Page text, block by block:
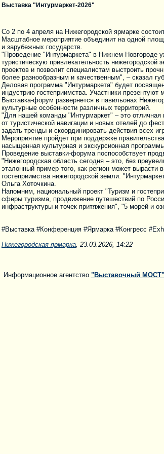
Выставка "Интурмаркет-2026"
Со 2 по 4 апреля на Нижегородской ярмарке
Масштабное мероприятие объединит на одной
и зарубежных государств.
"Проведение "Интурмаркета" в Нижнем Новгороде
туристическую привлекательность
проектов и позволит специалистам выстроить
более разнообразным и качественным", – сказал
Деловая программа "Интурмаркета" будет
индустрию гостеприимства. Участники
Выставка-форум развернется в павильонах
культурные особенности различных территорий.
"Для нашей команды "Интурмаркет" – это
от туристической навигации и новых отелей до
задать тренды и скоординировать действия всех
Мероприятие пройдет при поддержке
насыщенная культурная и экскурсионная
Проведение выставки-форума поспособствует
"Нижегородская область сегодня – это, без
эталонный пример того, как регион может вырасти
гостеприимства нижегородской земли.
Ольга Хоточкина.
Напомним, национальный проект "Туризм и
сферы туризма, продвижение путешествий по
инфраструктуры и точек притяжения", "5 морей и
#Выставка #Конференция #Ярмарка #Конгресс
Нижегородская ярмарка, 23.03.2026, 14:22
Информационное агентство "Выставочный МОСТ"